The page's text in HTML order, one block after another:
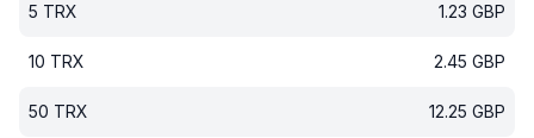
5 TRX 1.23 GBP
10 TRX 2.45 GBP
50 TRX 12.25 GBP